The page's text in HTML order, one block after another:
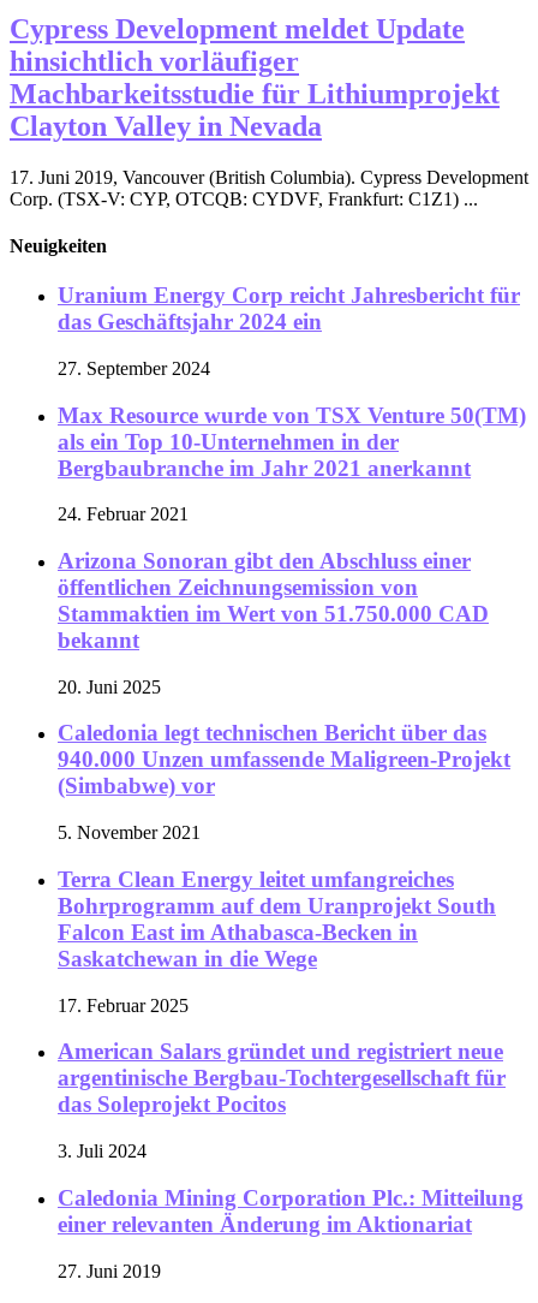
Cypress Development meldet Update
hinsichtlich vorläufiger
Machbarkeitsstudie für Lithiumprojekt
Clayton Valley in Nevada
17. Juni 2019, Vancouver (British Columbia). Cypress Development
Corp. (TSX-V: CYP, OTCQB: CYDVF, Frankfurt: C1Z1) ...
Neuigkeiten
Uranium Energy Corp reicht Jahresbericht für
das Geschäftsjahr 2024 ein
27. September 2024
Max Resource wurde von TSX Venture 50(TM)
als ein Top 10-Unternehmen in der
Bergbaubranche im Jahr 2021 anerkannt
24. Februar 2021
Arizona Sonoran gibt den Abschluss einer
öffentlichen Zeichnungsemission von
Stammaktien im Wert von 51.750.000 CAD
bekannt
20. Juni 2025
Caledonia legt technischen Bericht über das
940.000 Unzen umfassende Maligreen-Projekt
(Simbabwe) vor
5. November 2021
Terra Clean Energy leitet umfangreiches
Bohrprogramm auf dem Uranprojekt South
Falcon East im Athabasca-Becken in
Saskatchewan in die Wege
17. Februar 2025
American Salars gründet und registriert neue
argentinische Bergbau-Tochtergesellschaft für
das Soleprojekt Pocitos
3. Juli 2024
Caledonia Mining Corporation Plc.: Mitteilung
einer relevanten Änderung im Aktionariat
27. Juni 2019